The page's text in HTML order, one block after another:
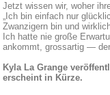
Jetzt wissen wir, woher
„Ich bin einfach nur
Zwanzigern bin und
Ich hatte nie große
ankommt, grossartig —
Kyla La Grange
erscheint in Kürze.